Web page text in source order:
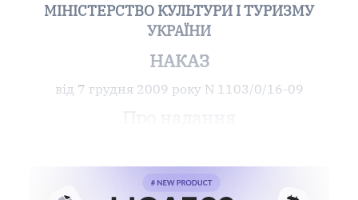
МІНІСТЕРСТВО КУЛЬТУРИ І ТУРИЗМУ
УКРАЇНИ
НАКАЗ
від 7 грудня 2009 року N 1103/0/16-09